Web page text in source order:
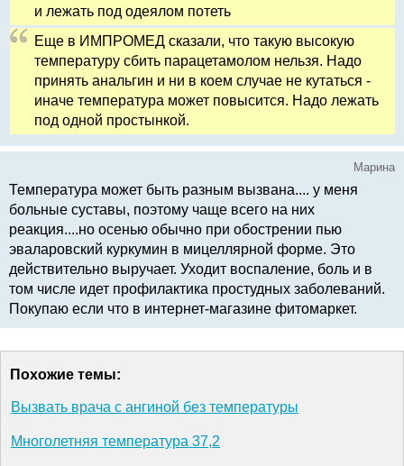
и лежать под одеялом потеть
Еще в ИМПРОМЕД сказали, что такую высокую
температуру сбить парацетамолом нельзя. Надо
принять анальгин и ни в коем случае не кутаться -
иначе температура может повысится. Надо лежать
под одной простынкой.
Марина
Температура может быть разным вызвана.... у меня
больные суставы, поэтому чаще всего на них
реакция....но осенью обычно при обострении пью
эваларовский куркумин в мицеллярной форме. Это
действительно выручает. Уходит воспаление, боль и в
том числе идет профилактика простудных заболеваний.
Покупаю если что в интернет-магазине фитомаркет.
Похожие темы:
Вызвать врача с ангиной без температуры
Многолетняя температура 37,2